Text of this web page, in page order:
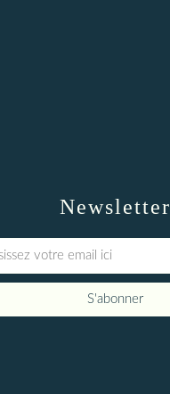
Newsletter